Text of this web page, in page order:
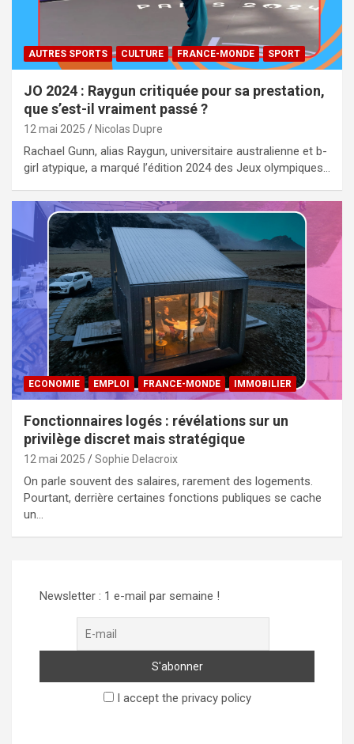
AUTRES SPORTS CULTURE FRANCE-MONDE SPORT
JO 2024 : Raygun critiquée pour sa prestation,
que s’est-il vraiment passé ?
12 mai 2025 Nicolas Dupre
Rachael Gunn, alias Raygun, universitaire australienne et b-
girl atypique, a marqué l’édition 2024 des Jeux olympiques…
ECONOMIE EMPLOI FRANCE-MONDE IMMOBILIER
Fonctionnaires logés : révélations sur un
privilège discret mais stratégique
12 mai 2025 Sophie Delacroix
On parle souvent des salaires, rarement des logements.
Pourtant, derrière certaines fonctions publiques se cache
un…
Newsletter : 1 e-mail par semaine !
I accept the privacy policy